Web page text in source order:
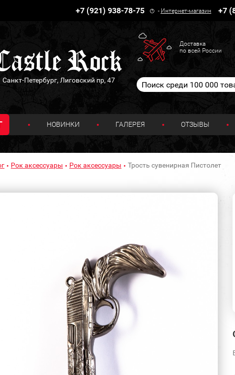
+7 (921) 938-78-75 - Интернет-магазин +7
Санкт-Петербург, Лиговский пр, 47
Доставка
по всей России
НОВИНКИ ГАЛЕРЕЯ ОТЗЫВЫ
Рок аксессуары Рок аксессуары Трость сувенирная Пистолет